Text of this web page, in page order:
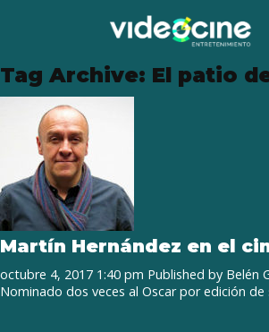
Tag Archive: El patio
Martín Hernández en el
octubre 4, 2017 1:40 pm Published by Belén
Nominado dos veces al Oscar por edición